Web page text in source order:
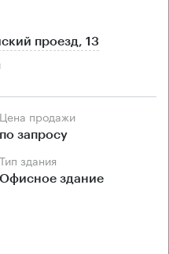
проезд, 13
Цена продажи
по запросу
Тип здания
Офисное здание